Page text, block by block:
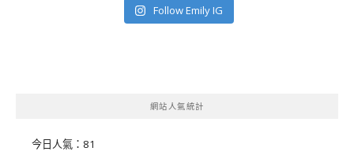
Follow Emily IG
網站人氣統計
今日人氣： 81